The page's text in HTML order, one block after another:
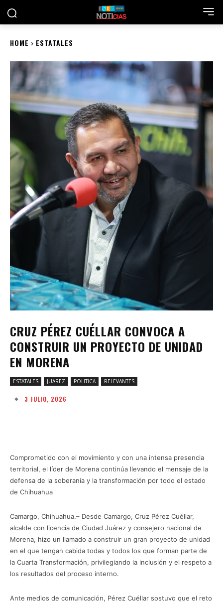
HOME ESTATALES
CRUZ PÉREZ CUÉLLAR CONVOCA A
CONSTRUIR UN PROYECTO DE UNIDAD
EN MORENA
ESTATALES JUAREZ POLITICA RELEVANTES
3 JULIO, 2026
Comprometido con el movimiento y con una intensa presencia
territorial, el líder de Morena continúa llevando el mensaje de la
defensa de la soberanía y la transformación por todo el estado
de Chihuahua
Camargo, Chihuahua.– Desde Camargo, Cruz Pérez Cuéllar,
alcalde con licencia de Ciudad Juárez y consejero nacional de
Morena, hizo un llamado a construir un gran proyecto de unidad
en el que tengan cabida todas y todos los que forman parte de
la Cuarta Transformación, privilegiando la inclusión y el respeto a
los resultados del proceso interno.
Ante medios de comunicación, Pérez Cuéllar sostuvo que el reto